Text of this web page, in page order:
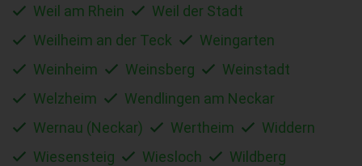
Weil am Rhein
Weil der Stadt
Weilheim an der Teck
Weingarten
Weinheim
Weinsberg
Weinstadt
Welzheim
Wendlingen am Neckar
Wernau (Neckar)
Wertheim
Widdern
Wiesensteig
Wiesloch
Wildberg